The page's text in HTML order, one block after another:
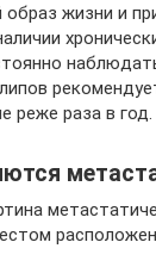
жизни и
реже раза в год.